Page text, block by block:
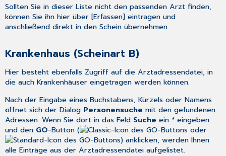
Sollten Sie in dieser Liste nicht den passenden Arzt finden,
können Sie ihn hier über [Erfassen] eintragen und
anschließend direkt in den Schein übernehmen.
Krankenhaus (Scheinart B)
Hier besteht ebenfalls Zugriff auf dieArztadressendatei, in
die auch Krankenhäuser eingetragen werden können.
Nach der Eingabe eines Buchstabens, Kürzels oder Namens
öffnet sich der Dialog Personensuche mit den gefundenen
Adressen. Wenn Sie dort in das Feld Suche ein * eingeben
und den GO-Button (
oder
) anklicken, werden Ihnen
alle Einträge aus derArztadressendatei aufgelistet.